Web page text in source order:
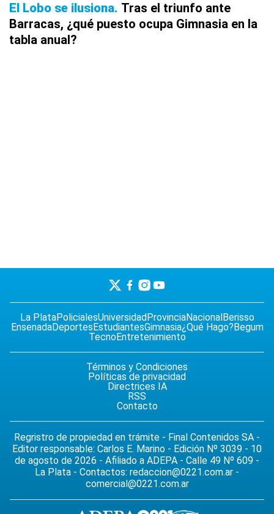
El Lobo se ilusiona Tras el triunfo ante
Barracas, ¿qué puesto ocupa Gimnasia en la
tabla anual?
La PlataPolicialesUniversidadProvinciaNacionalBerisso
EnsenadaDeportesEstudiantesGimnasia¿Qué Hago?Begum
TecnoEntretenimiento
Términos y Condiciones
Políticas de privacidad
Directrices IA
RSS
Contacto
Regristro de propiedad en trámite - Final Contenidos SA -
Editor responsable: Carlos E. Marino - Edición Nº 3039 - 10
de agosto de 2026 - Afiliado a ADEPA - Calle 49 Nº 609 -
La Plata - Contactos: redaccion@0221.com.ar -
comercial@0221.com.ar